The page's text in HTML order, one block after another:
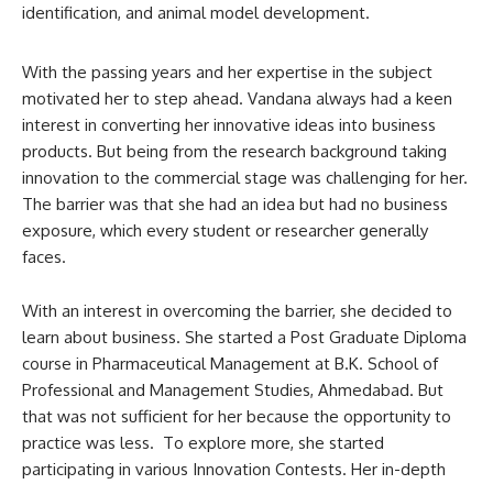
identification, and animal model development.
With the passing years and her expertise in the subject
motivated her to step ahead. Vandana always had a keen
interest in converting her innovative ideas into business
products. But being from the research background taking
innovation to the commercial stage was challenging for her.
The barrier was that she had an idea but had no business
exposure, which every student or researcher generally
faces.
With an interest in overcoming the barrier, she decided to
learn about business. She started a Post Graduate Diploma
course in Pharmaceutical Management at B.K. School of
Professional and Management Studies, Ahmedabad. But
that was not sufficient for her because the opportunity to
practice was less. To explore more, she started
participating in various Innovation Contests. Her in-depth